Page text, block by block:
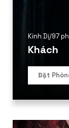
Kinh Dị/97
Khách
Đặt